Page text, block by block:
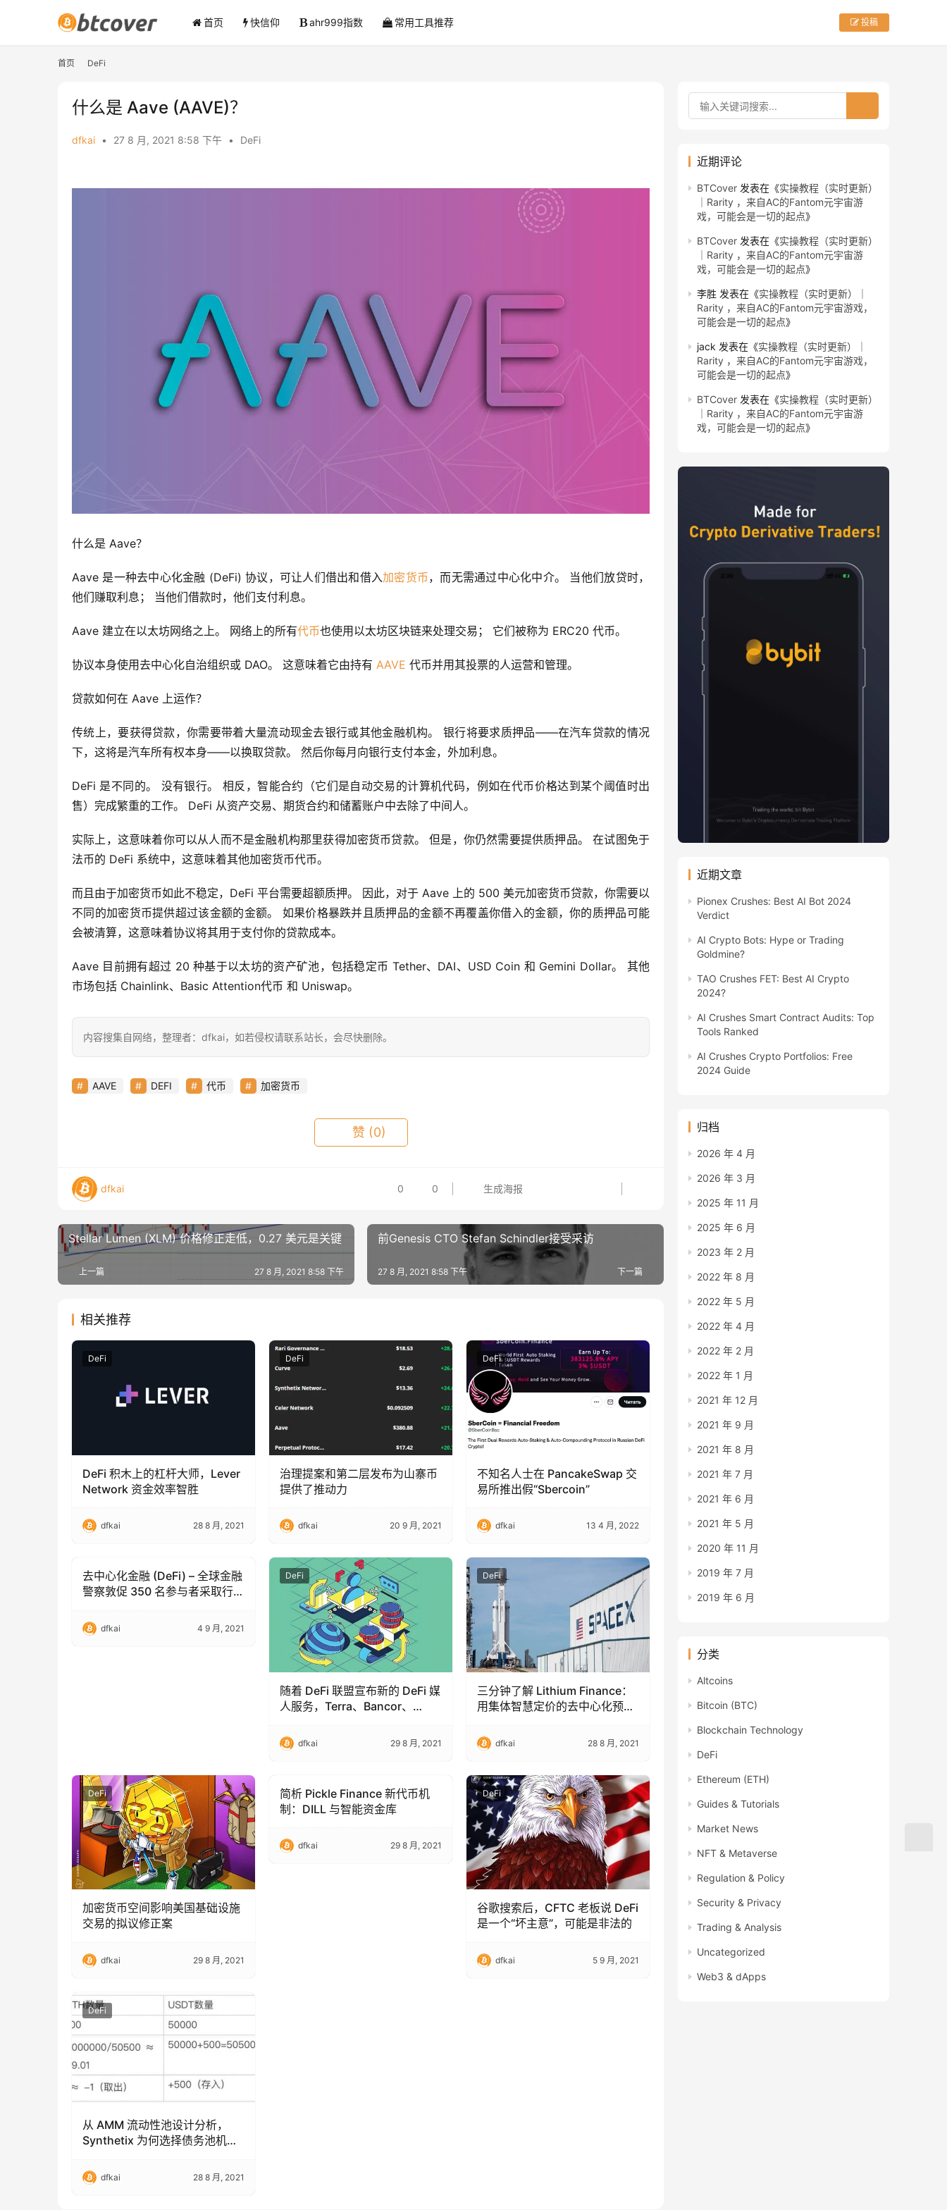
首页 快信仰 ahr999指数 常用工具推荐 投稿
首页 DeFi
什么是 Aave (AAVE)？
dfkai • 27 8 月, 2021 8:58 下午 • DeFi
什么是 Aave？
Aave 是一种去中心化金融 (DeFi) 协议，可让人们借出和借入加密货币，而无需通过中心化中介。 当他们放贷时，
他们赚取利息； 当他们借款时，他们支付利息。
Aave 建立在以太坊网络之上。 网络上的所有代币也使用以太坊区块链来处理交易； 它们被称为 ERC20 代币。
协议本身使用去中心化自治组织或 DAO。 这意味着它由持有 AAVE 代币并用其投票的人运营和管理。
贷款如何在 Aave 上运作？
传统上，要获得贷款，你需要带着大量流动现金去银行或其他金融机构。 银行将要求质押品——在汽车贷款的情况
下，这将是汽车所有权本身——以换取贷款。 然后你每月向银行支付本金，外加利息。
DeFi 是不同的。 没有银行。 相反，智能合约（它们是自动交易的计算机代码，例如在代币价格达到某个阈值时出
售）完成繁重的工作。 DeFi 从资产交易、期货合约和储蓄账户中去除了中间人。
实际上，这意味着你可以从人而不是金融机构那里获得加密货币贷款。 但是，你仍然需要提供质押品。 在试图免于
法币的 DeFi 系统中，这意味着其他加密货币代币。
而且由于加密货币如此不稳定，DeFi 平台需要超额质押。 因此，对于 Aave 上的 500 美元加密货币贷款，你需要以
不同的加密货币提供超过该金额的金额。 如果价格暴跌并且质押品的金额不再覆盖你借入的金额，你的质押品可能
会被清算，这意味着协议将其用于支付你的贷款成本。
Aave 目前拥有超过 20 种基于以太坊的资产矿池，包括稳定币 Tether、DAI、USD Coin 和 Gemini Dollar。 其他
市场包括 Chainlink、Basic Attention代币 和 Uniswap。
内容搜集自网络，整理者：dfkai，如若侵权请联系站长，会尽快删除。
AAVE DEFI 代币 加密货币
赞 (0)
dfkai 0 0 生成海报
Stellar Lumen (XLM) 价格修正走低，0.27 美元是关键
上一篇 27 8 月, 2021 8:58 下午
前Genesis CTO Stefan Schindler接受采访
下一篇
27 8 月, 2021 8:58 下午
相关推荐
DeFi
DeFi 积木上的杠杆大师，Lever
Network 资金效率智胜
dfkai 28 8 月, 2021
DeFi
治理提案和第二层发布为山寨币
提供了推动力
dfkai 20 9 月, 2021
DeFi
不知名人士在 PancakeSwap 交
易所推出假“Sbercoin”
dfkai 13 4 月, 2022
DeFi
去中心化金融 (DeFi) – 全球金融
警察敦促 350 名参与者采取行
dfkai 4 9 月, 2021
DeFi
随着 DeFi 联盟宣布新的 DeFi 媒
人服务，Terra、Bancor、
GoodFi
dfkai 29 8 月, 2021
DeFi
三分钟了解 Lithium Finance：
用集体智慧定价的去中心化预言
dfkai 28 8 月, 2021
DeFi
加密货币空间影响美国基础设施
交易的拟议修正案
dfkai 29 8 月, 2021
DeFi
简析 Pickle Finance 新代币机
制：DILL 与智能资金库
dfkai 29 8 月, 2021
DeFi
谷歌搜索后，CFTC 老板说 DeFi
是一个“坏主意”，可能是非法的
dfkai 5 9 月, 2021
DeFi
从 AMM 流动性池设计分析，
Synthetix 为何选择债务池机
dfkai 28 8 月, 2021
近期评论
BTCover 发表在《实操教程（实时更新）
｜Rarity ，来自AC的Fantom元宇宙游
戏，可能会是一切的起点》
BTCover 发表在《实操教程（实时更新）
｜Rarity ，来自AC的Fantom元宇宙游
戏，可能会是一切的起点》
李胜 发表在《实操教程（实时更新）｜
Rarity ，来自AC的Fantom元宇宙游戏，
可能会是一切的起点》
jack 发表在《实操教程（实时更新）｜
Rarity ，来自AC的Fantom元宇宙游戏，
可能会是一切的起点》
BTCover 发表在《实操教程（实时更新）
｜Rarity ，来自AC的Fantom元宇宙游
戏，可能会是一切的起点》
近期文章
Pionex Crushes: Best AI Bot 2024
Verdict
AI Crypto Bots: Hype or Trading
Goldmine?
TAO Crushes FET: Best AI Crypto
2024?
AI Crushes Smart Contract Audits: Top
Tools Ranked
AI Crushes Crypto Portfolios: Free
2024 Guide
归档
2026 年 4 月
2026 年 3 月
2025 年 11 月
2025 年 6 月
2023 年 2 月
2022 年 8 月
2022 年 5 月
2022 年 4 月
2022 年 2 月
2022 年 1 月
2021 年 12 月
2021 年 9 月
2021 年 8 月
2021 年 7 月
2021 年 6 月
2021 年 5 月
2020 年 11 月
2019 年 7 月
2019 年 6 月
分类
Altcoins
Bitcoin (BTC)
Blockchain Technology
DeFi
Ethereum (ETH)
Guides & Tutorials
Market News
NFT & Metaverse
Regulation & Policy
Security & Privacy
Trading & Analysis
Uncategorized
Web3 & dApps